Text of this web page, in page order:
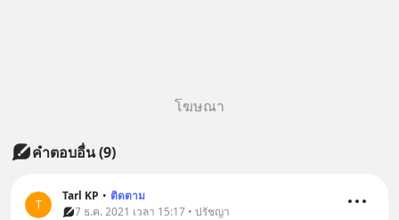
โฆษณา
คำตอบอื่น(9)
T
Tarl KP • ติดตาม
7 ธ.ค. 2021 เวลา 15:17 • ปรัชญา